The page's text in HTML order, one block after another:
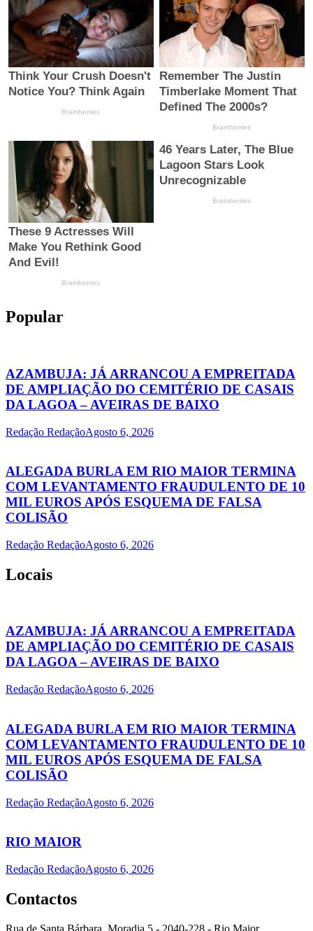
Popular
AZAMBUJA: JÁ ARRANCOU A EMPREITADA
DE AMPLIAÇÃO DO CEMITÉRIO DE CASAIS
DA LAGOA – AVEIRAS DE BAIXO
Redação RedaçãoAgosto 6, 2026
ALEGADA BURLA EM RIO MAIOR TERMINA
COM LEVANTAMENTO FRAUDULENTO DE 10
MIL EUROS APÓS ESQUEMA DE FALSA
COLISÃO
Redação RedaçãoAgosto 6, 2026
Locais
AZAMBUJA: JÁ ARRANCOU A EMPREITADA
DE AMPLIAÇÃO DO CEMITÉRIO DE CASAIS
DA LAGOA – AVEIRAS DE BAIXO
Redação RedaçãoAgosto 6, 2026
ALEGADA BURLA EM RIO MAIOR TERMINA
COM LEVANTAMENTO FRAUDULENTO DE 10
MIL EUROS APÓS ESQUEMA DE FALSA
COLISÃO
Redação RedaçãoAgosto 6, 2026
RIO MAIOR
Redação RedaçãoAgosto 6, 2026
Contactos
Rua de Santa Bárbara, Moradia 5 - 2040-228 - Rio Maior